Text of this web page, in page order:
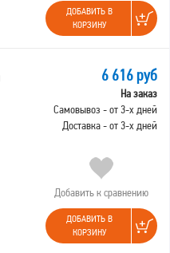
ДОБАВИТЬ В
КОРЗИНУ
6 616 руб
На заказ
Самовывоз - от 3-х дней
Доставка - от 3-х дней
Добавить к сравнению
ДОБАВИТЬ В
КОРЗИНУ